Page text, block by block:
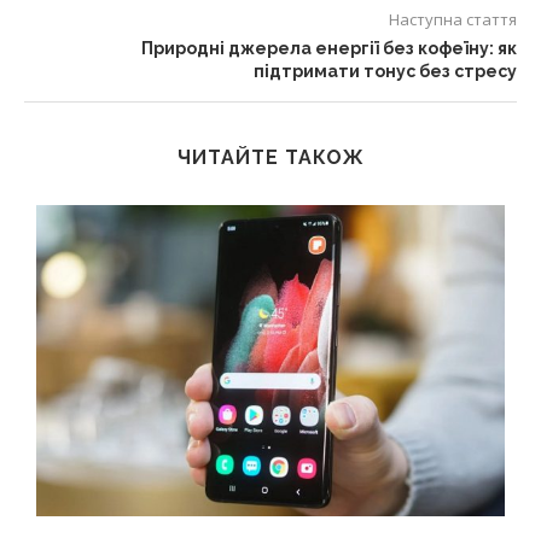
Наступна стаття
Природні джерела енергії без кофеїну: як
підтримати тонус без стресу
ЧИТАЙТЕ ТАКОЖ